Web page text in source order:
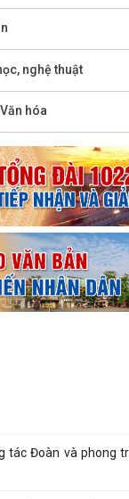
nghệ thuật
hóa
công tác khám sức
trên...
trị Ngân hàng
giao...
THỦ TỤC HÀNH
phố...
tác Đoàn và phong